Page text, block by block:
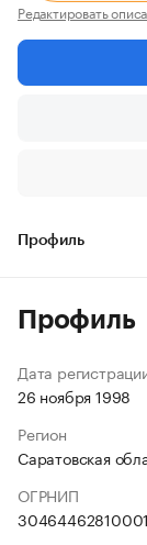
Редактировать
Профиль
Профиль
Дата
26 ноября 1998
Регион
Саратовская
ОГРНИП